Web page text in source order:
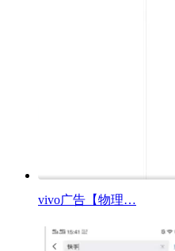
vivo广告【物理…